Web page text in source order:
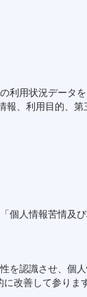
利用状況データ
、利用目的、
個人情報苦情及
を認識させ、個
改善して参ります